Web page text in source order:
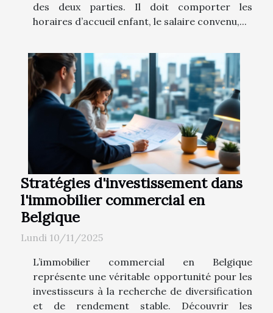
des deux parties. Il doit comporter les
horaires d’accueil enfant, le salaire convenu,...
Stratégies d'investissement dans
l'immobilier commercial en
Belgique
Lundi 10/11/2025
L’immobilier commercial en Belgique
représente une véritable opportunité pour les
investisseurs à la recherche de diversification
et de rendement stable. Découvrir les